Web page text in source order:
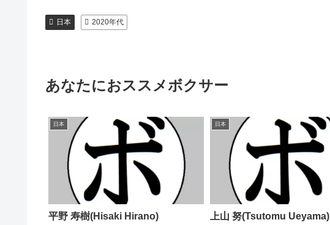
日本 2020年代
あなたにおススメボクサー
日本
平野 寿樹(Hisaki Hirano)
日本
上山 努(Tsutomu Ueyama)